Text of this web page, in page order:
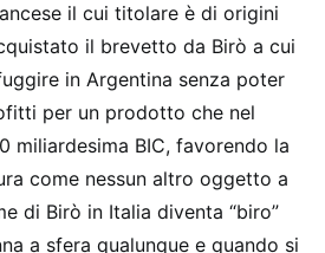
il cui titolare è di origini
il brevetto da Birò a cui
in Argentina senza poter
per un prodotto che nel
miliardesima BIC, favorendo la
come nessun altro oggetto a
di Birò in Italia diventa “biro”
a sfera qualunque e quando si